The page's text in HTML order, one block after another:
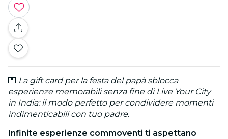
💌 La gift card per la festa del papà sblocca
esperienze memorabili senza fine di Live Your City
in India: il modo perfetto per condividere momenti
indimenticabili con tuo padre.
Infinite esperienze commoventi ti aspettano